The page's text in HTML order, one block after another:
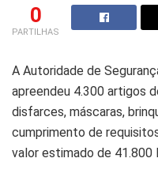
0
PARTILHAS
A Autoridade de
apreendeu 4.300 artigos
disfarces, máscaras,
cumprimento de
valor estimado de 41.800